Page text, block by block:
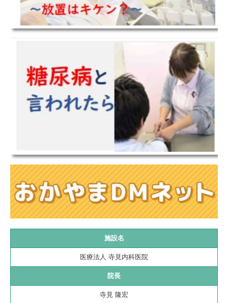
施設名
医療法人 寺見内科医院
院長
寺見 隆宏